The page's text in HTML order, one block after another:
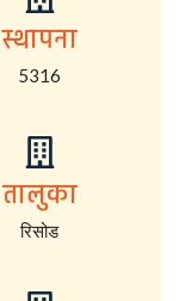
स्थापना
5316
तालुका
रिसोड